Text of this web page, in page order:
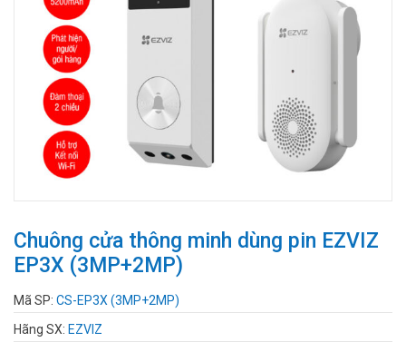
Chuông cửa thông minh dùng pin EZVIZ
EP3X (3MP+2MP)
Mã SP: CS-EP3X (3MP+2MP)
Hãng SX: EZVIZ